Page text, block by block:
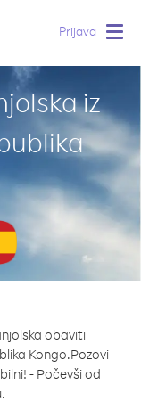
Prijava
iz
obaviti
Kongo.Pozovi
- Počevši od